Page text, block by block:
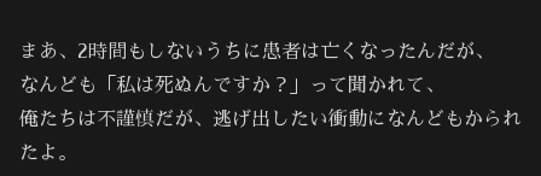
まあ、2時間もしないうちに患者は亡くなったんだが、
なんども「私は死ぬんですか？」って聞かれて、
俺たちは不謹慎だが、逃げ出したい衝動になんどもかられ
たよ。